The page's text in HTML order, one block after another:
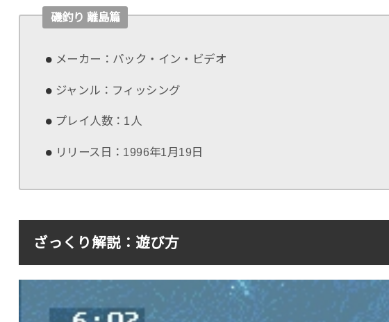
磯釣り 離島篇
メーカー：パック・イン・ビデオ
ジャンル：フィッシング
プレイ人数：1人
リリース日：1996年1月19日
ざっくり解説：遊び方